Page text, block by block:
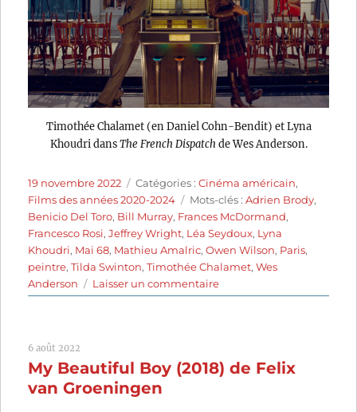
Timothée Chalamet (en Daniel Cohn-Bendit) et Lyna
Khoudri dansThe French Dispatch de Wes Anderson.
Publié
le
19 novembre 2022 Catégories
Catégories :Cinéma américain,
Films des années 2020-2024
Étiquettes
Mots-clés :Adrien Brody,
Benicio Del Toro, Bill Murray, Frances McDormand,
Francesco Rosi,Jeffrey Wright, Léa Seydoux, Lyna
Khoudri, Mai 68, Mathieu Amalric,Owen Wilson, Paris,
peintre,Tilda Swinton,Timothée Chalamet,Wes
Anderson
Laisser un commentairesur
The
de
6 août 2022
My Beautiful Boy (2018) de Felix
van Groeningen